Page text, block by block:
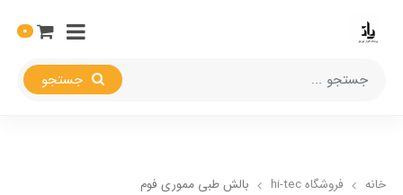
0
خانه فروشگاه hi-tec بالش طبی مموری فوم